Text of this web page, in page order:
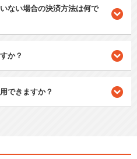
ない場合の決済方法は何で
か？
できますか？